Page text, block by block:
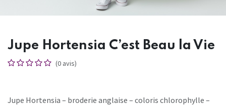
Jupe Hortensia C’est Beau la Vie
(0 avis)
Jupe Hortensia – broderie anglaise – coloris chlorophylle –